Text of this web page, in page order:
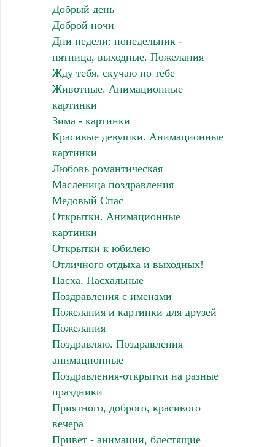
Добрый день
Доброй ночи
Дни недели: понедельник -
пятница, выходные. Пожелания
Жду тебя, скучаю по тебе
Животные. Анимационные
картинки
Зима - картинки
Красивые девушки. Анимационные
картинки
Любовь романтическая
Масленица поздравления
Медовый Спас
Открытки. Анимационные
картинки
Открытки к юбилею
Отличного отдыха и выходных!
Пасха. Пасхальные
Поздравления с именами
Пожелания и картинки для друзей
Пожелания
Поздравляю. Поздравления
анимационные
Поздравления-открытки на разные
праздники
Приятного, доброго, красивого
вечера
Привет - анимации, блестящие